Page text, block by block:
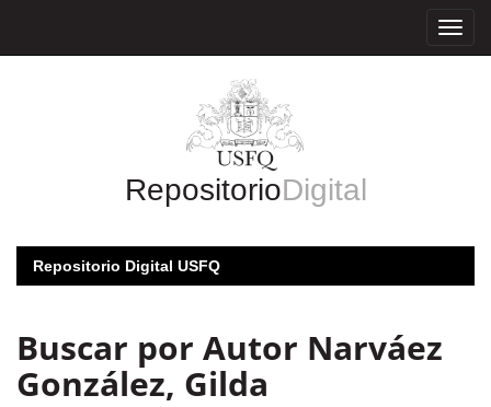
RepositorioDigital
Repositorio Digital USFQ
Buscar por Autor Narváez
González, Gilda